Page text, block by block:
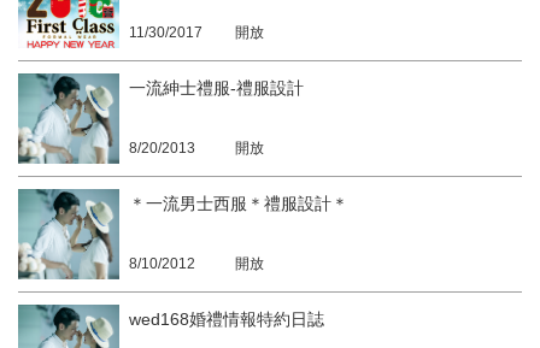
11/30/2017 開放
一流紳士禮服-禮服設計
8/20/2013 開放
＊一流男士西服＊禮服設計＊
8/10/2012 開放
wed168婚禮情報特約日誌